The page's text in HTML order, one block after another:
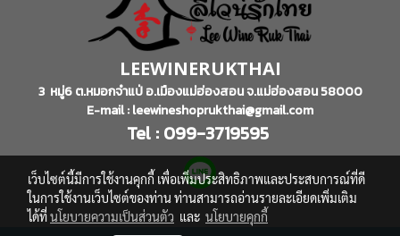
LEEWINERUKTHAI
3 หมู่6 ต.หมอกจำแป่ อ.เมืองแม่ฮ่องสอน จ.แม่ฮ่องสอน 58000
E-mail : leewineshoprukthai@gmail.com
Tel : 099-3719595
เว็บไซต์นี้มีการใช้งานคุกกี้ เพื่อเพิ่มประสิทธิภาพและประสบการณ์ที่ดี
ในการใช้งานเว็บไซต์ของท่าน ท่านสามารถอ่านรายละเอียดเพิ่มเติม
ได้ที่นโยบายความเป็นส่วนตัว และ นโยบายคุกกี้